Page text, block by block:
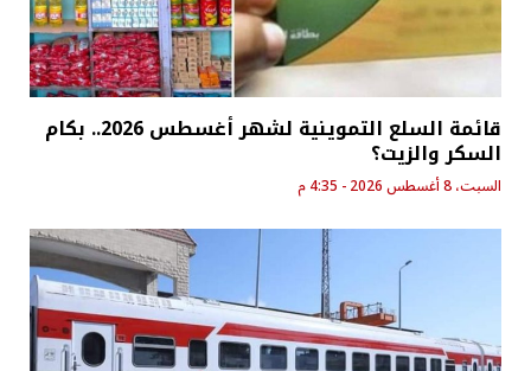
قائمة السلع التموينية لشهر أغسطس 2026.. بكام
السكر والزيت؟
السبت، 8 أغسطس 2026 - 4:35 م